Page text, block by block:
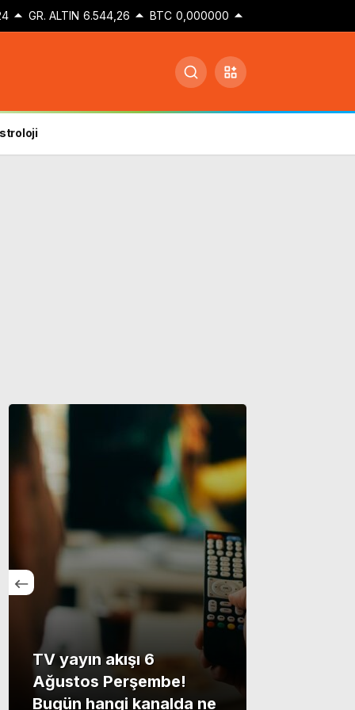
GR. ALTIN 6.544,26 BTC 0,000000
TV yayın akışı 6
Ağustos Perşembe!
Bugün hangi kanalda ne